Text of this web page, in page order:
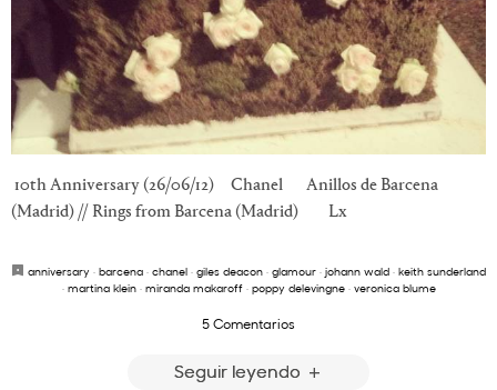
10th Anniversary (26/06/12) Chanel Anillos de Barcena
(Madrid) // Rings from Barcena (Madrid) Lx
anniversary · barcena · chanel · giles deacon · glamour · johann wald · keith sunderland
· martina klein· miranda makaroff· poppy delevingne· veronica blume
5 Comentarios
Seguir leyendo